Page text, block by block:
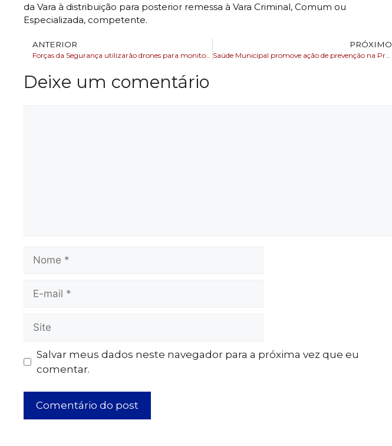
da Vara à distribuição para posterior remessa à Vara Criminal, Comum ou
Especializada, competente.
ANTERIOR PRÓXIMO
Saúde Municipal promove ação de prevenção na Praia da Preguiça em parceria com Limpurb, Salvamar e Prefeitura-Bairro
Deixe um comentário
Salvar meus dados neste navegador para a próxima vez que eu
comentar.